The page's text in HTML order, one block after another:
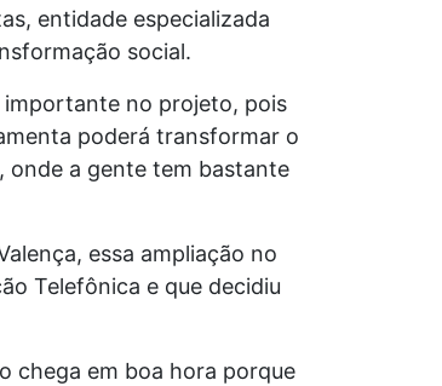
entidade especializada
social.
importante no projeto, pois
poderá transformar o
onde a gente tem bastante
essa ampliação no
Telefônica e que decidiu
chega em boa hora porque